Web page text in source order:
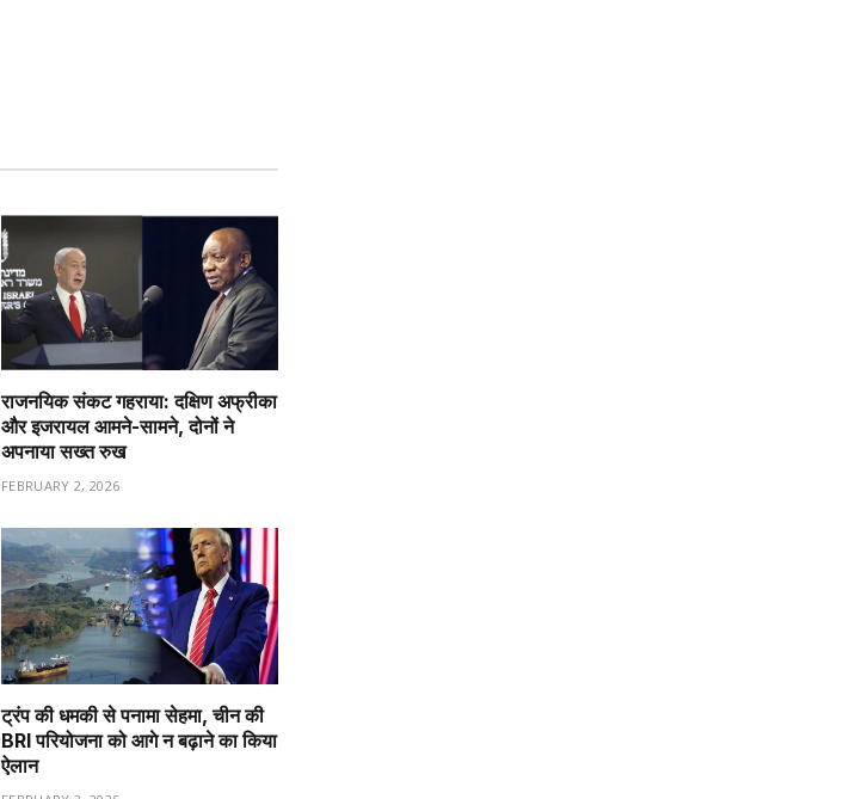
राजनयिक संकट गहराया: दक्षिण अफ्रीका
और इजरायल आमने-सामने, दोनों ने
अपनाया सख्त रुख
FEBRUARY 2, 2026
ट्रंप की धमकी से पनामा सेहमा, चीन की
BRI परियोजना को आगे न बढ़ाने का किया
ऐलान